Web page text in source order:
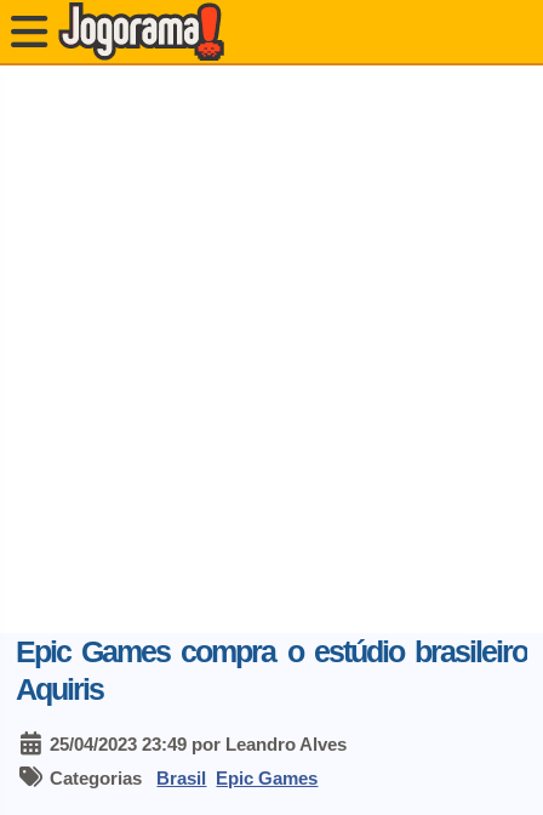
Epic Games compra o estúdio brasileiro
Aquiris
25/04/2023 23:49 por Leandro Alves
Categorias Brasil Epic Games